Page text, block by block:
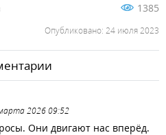
1385
Опубликовано: 24 июля 2023
2026 09:52
Они двигают нас вперёд.